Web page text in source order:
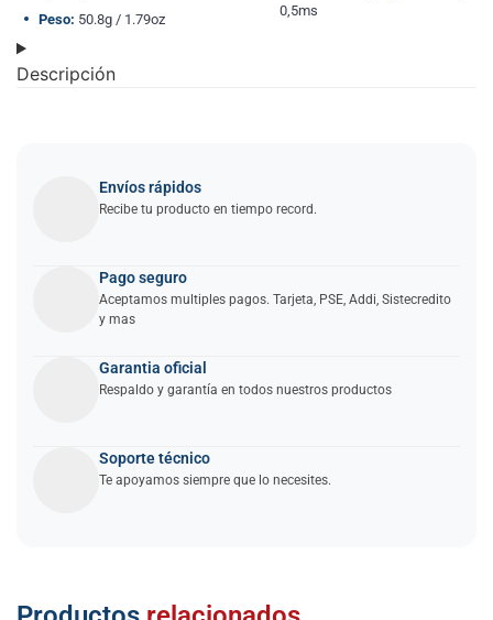
Peso: 50.8g / 1.79oz
0,5ms
Descripción
Envíos rápidos
Recibe tu producto en tiempo record.
Pago seguro
Aceptamos multiples pagos. Tarjeta, PSE, Addi, Sistecredito
y mas
Garantia oficial
Respaldo y garantía en todos nuestros productos
Soporte técnico
Te apoyamos siempre que lo necesites.